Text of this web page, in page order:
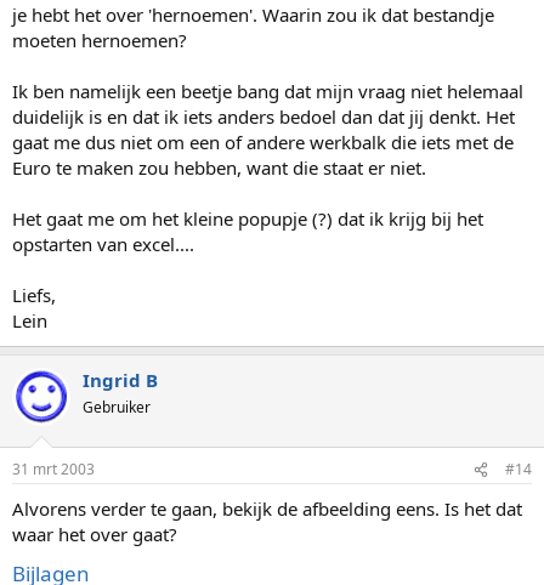
je hebt het over 'hernoemen'. Waarin zou ik dat bestandje
moeten hernoemen?
Ik ben namelijk een beetje bang dat mijn vraag niet helemaal
duidelijk is en dat ik iets anders bedoel dan dat jij denkt. Het
gaat me dus niet om een of andere werkbalk die iets met de
Euro te maken zou hebben, want die staat er niet.
Het gaat me om het kleine popupje (?) dat ik krijg bij het
opstarten van excel....
Liefs,
Lein
Ingrid B
Gebruiker
31 mrt 2003 #14
Alvorens verder te gaan, bekijk de afbeelding eens. Is het dat
waar het over gaat?
Bijlagen